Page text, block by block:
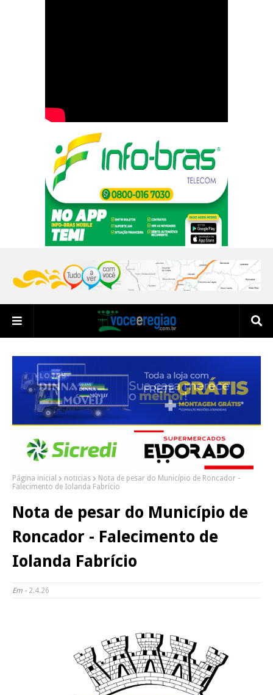
Página inicial noticias
Nota de pesar do Município de Roncador -
Falecimento de Iolanda Fabrício
Nota de pesar do Município de
Roncador - Falecimento de
Iolanda Fabrício
Em - 2.4.26